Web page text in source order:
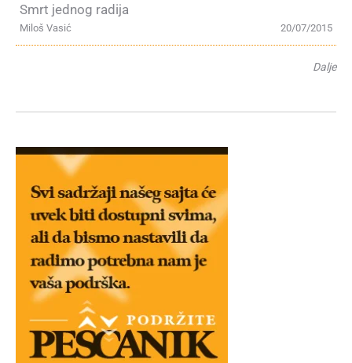
Smrt jednog radija
20/07/2015
Miloš Vasić
Dalje